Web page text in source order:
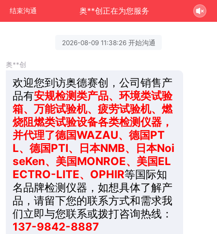
结束沟通 奥**创正在为您服务
2026-08-09 11:38:26 开始沟通
奥**创
欢迎您到访奥德赛创，公司销售产
品有安规检测类产品、环境类试验
箱、万能试验机、疲劳试验机、燃
烧阻燃类试验设备各类检测仪器，
并代理了德国WAZAU、德国PT
L、德国PTI、日本NMB、日本Noi
seKen、美国MONROE、美国EL
ECTRO-LITE、OPHIR等国际知
名品牌检测仪器，如想具体了解产
品，请留下您的联系方式和需求我
们立即与您联系或拨打咨询热线：
137-9842-8887